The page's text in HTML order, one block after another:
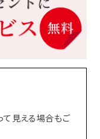
見える場合もご